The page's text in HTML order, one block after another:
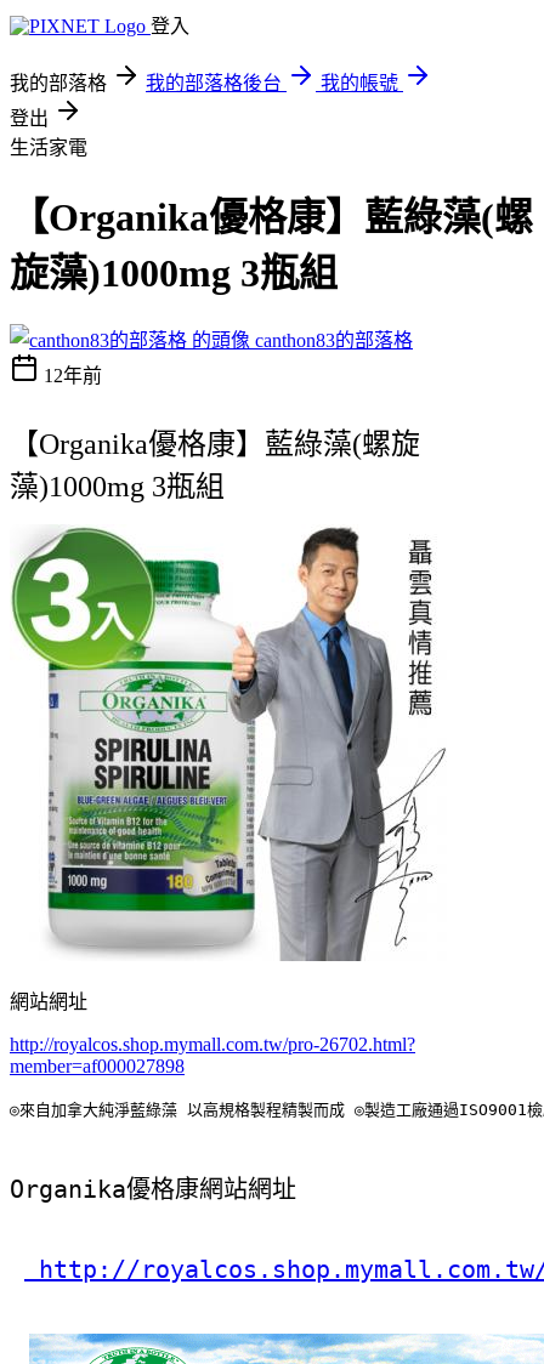
登入
我的部落格 我的部落格後台
我的帳號
登出
生活家電
【Organika優格康】藍綠藻(螺
旋藻)1000mg 3瓶組
canthon83的部落格
12年前
【Organika優格康】藍綠藻(螺旋
藻)1000mg 3瓶組
網站網址
http://royalcos.shop.mymall.com.tw/pro-26702.html?
member=af000027898
◎來自加拿大純淨藍綠藻 以高規格製程精製而成 ◎製造工廠通過ISO9001
Organika優格康網站網址
http://royalcos.shop.mymall.com.tw/